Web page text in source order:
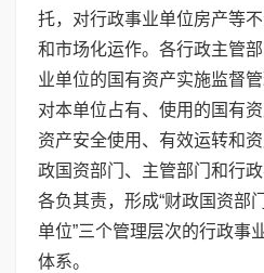
托，对行政事业单位房产等
和市场化运作。各行政主管
业单位的国有资产实施监督
对本单位占有、使用的国有
资产安全使用、有效运转和
政国资部门、主管部门和行
各负其责，形成“财政国资
单位”三个管理层次的行政事
体系。